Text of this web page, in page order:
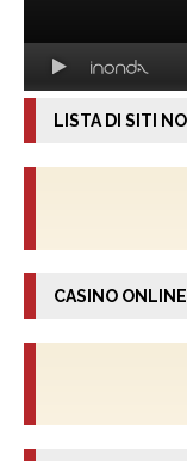
LISTA DI SITI
CASINO ONLINE